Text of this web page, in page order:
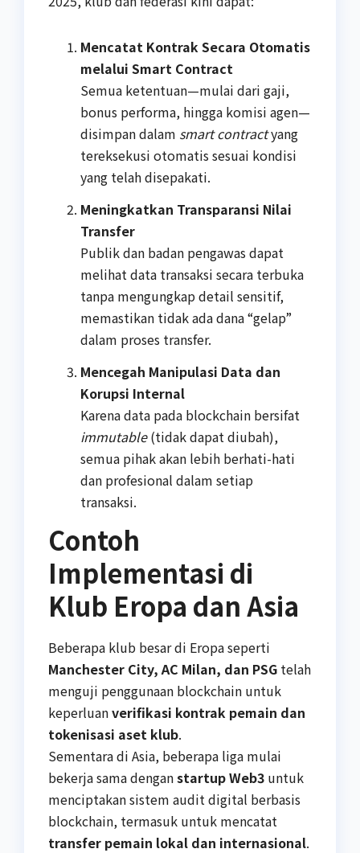
Mencatat Kontrak Secara Otomatis
melalui Smart Contract
Semua ketentuan—mulai dari gaji,
bonus performa, hingga komisi agen—
disimpan dalam smart contractyang
tereksekusi otomatis sesuai kondisi
yang telah disepakati.
Meningkatkan Transparansi Nilai
Transfer
Publik dan badan pengawas dapat
melihat data transaksi secara terbuka
tanpa mengungkap detail sensitif,
memastikan tidak ada dana “gelap”
dalam proses transfer.
Mencegah Manipulasi Data dan
Korupsi Internal
Karena data pada blockchain bersifat
immutable(tidak dapat diubah),
semua pihak akan lebih berhati-hati
dan profesional dalam setiap
transaksi.
Contoh
Implementasi di
Klub Eropa dan Asia
Beberapa klub besar di Eropa seperti
Manchester City, AC Milan, dan PSG telah
menguji penggunaan blockchain untuk
keperluanverifikasi kontrak pemain dan
tokenisasi aset klub.
Sementara di Asia, beberapa liga mulai
bekerja sama denganstartup Web3 untuk
menciptakan sistem audit digital berbasis
blockchain, termasuk untuk mencatat
transfer pemain lokal dan internasional.